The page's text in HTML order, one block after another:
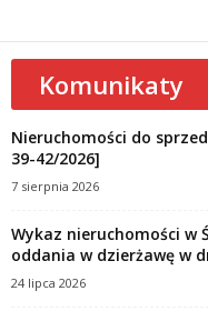
Komunikaty
Nieruchomości do
39-42/2026]
7 sierpnia 2026
Wykaz nieruchomości w
oddania w dzierżawę w
24 lipca 2026